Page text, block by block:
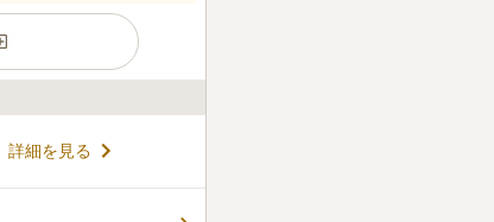
上もの区画が並んでい
または本籍がある」
予定している」方が
詳細を見る